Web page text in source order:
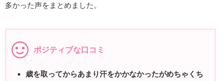
多かった声をまとめました。
ポジティブな口コミ
歳を取ってからあまり汗をかかなかったがめちゃくち